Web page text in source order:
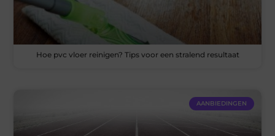
Hoe pvc vloer reinigen? Tips voor een stralend resultaat
AANBIEDINGEN